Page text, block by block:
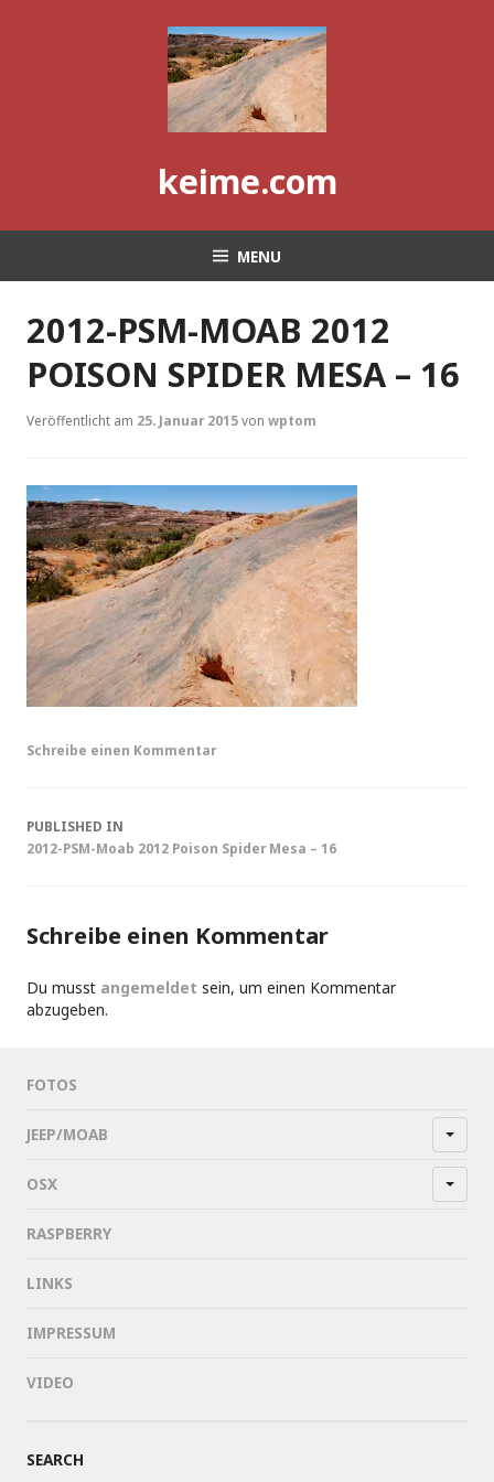
keime.com
MENU
2012-PSM-MOAB 2012
POISON SPIDER MESA – 16
Veröffentlicht am 25. Januar 2015von wptom
Schreibe einen Kommentar
Post
PUBLISHED IN
2012-PSM-Moab 2012 Poison Spider Mesa – 16
Schreibe einen Kommentar
Du musst angemeldet sein, um einen Kommentar
abzugeben.
FOTOS
JEEP/MOAB
OSX
RASPBERRY
LINKS
IMPRESSUM
VIDEO
SEARCH